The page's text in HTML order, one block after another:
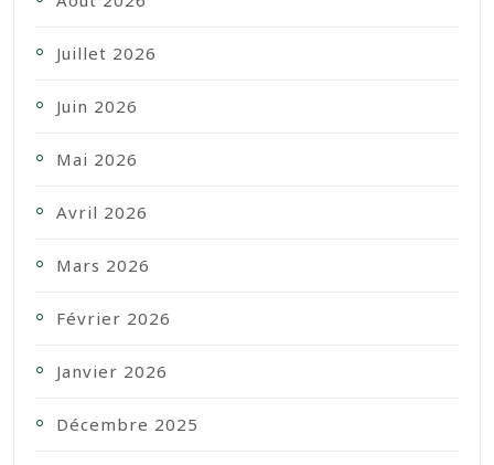
Juillet 2026
Juin 2026
Mai 2026
Avril 2026
Mars 2026
Février 2026
Janvier 2026
Décembre 2025